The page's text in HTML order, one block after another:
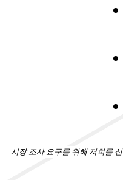
시장 조사 요구를 위해 저희를